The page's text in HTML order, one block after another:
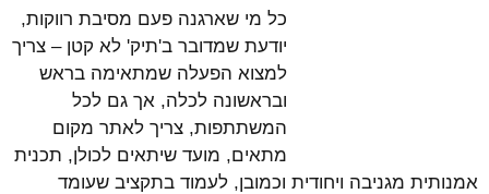
כל מי שארגנה פעם מסיבת רווקות,
יודעת שמדובר ב'תיק' לא קטן – צריך
למצוא הפעלה שמתאימה בראש
ובראשונה לכלה, אך גם לכל
המשתתפות, צריך לאתר מקום
מתאים, מועד שיתאים לכולן, תכנית
אמנותית מגניבה ויחודית וכמובן, לעמוד בתקציב שעומד